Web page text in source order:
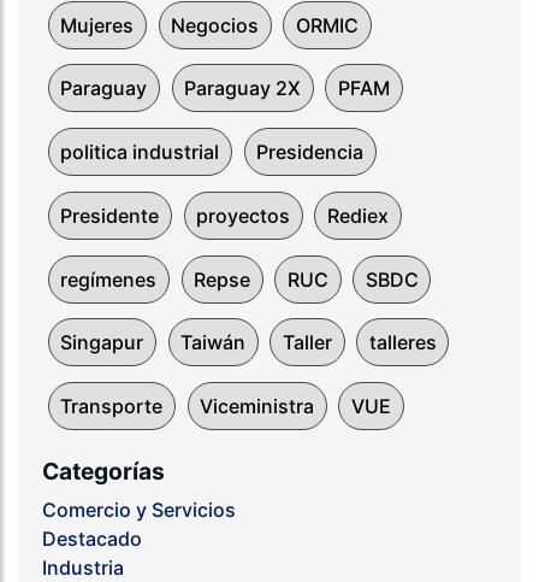
Mujeres Negocios ORMIC
Paraguay Paraguay 2X PFAM
politica industrial Presidencia
Presidente proyectos Rediex
regímenes Repse RUC SBDC
Singapur Taiwán Taller talleres
Transporte Viceministra VUE
Categorías
Comercio y Servicios
Destacado
Industria